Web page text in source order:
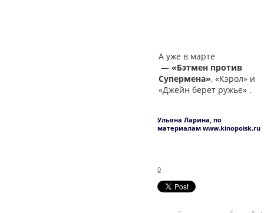
А уже в марте
— «Бэтмен против
Супермена», «Кэрол» и
«Джейн берет ружье» .
Ульяна Ларина, по
материалам www.kinopoisk.ru
0